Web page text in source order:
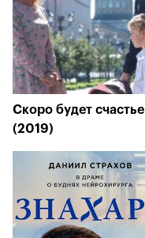
Скоро будет счастье
(2019)